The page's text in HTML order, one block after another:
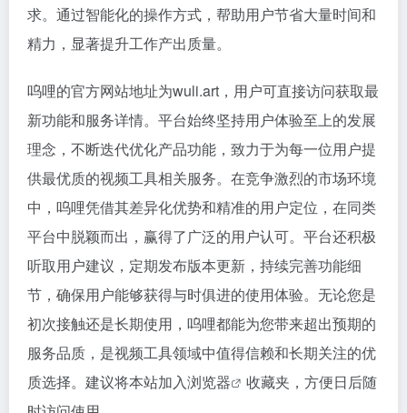
求。通过智能化的操作方式，帮助用户节省大量时间和
精力，显著提升工作产出质量。
呜哩的官方网站地址为wuli.art，用户可直接访问获取最
新功能和服务详情。平台始终坚持用户体验至上的发展
理念，不断迭代优化产品功能，致力于为每一位用户提
供最优质的视频工具相关服务。在竞争激烈的市场环境
中，呜哩凭借其差异化优势和精准的用户定位，在同类
平台中脱颖而出，赢得了广泛的用户认可。平台还积极
听取用户建议，定期发布版本更新，持续完善功能细
节，确保用户能够获得与时俱进的使用体验。无论您是
初次接触还是长期使用，呜哩都能为您带来超出预期的
服务品质，是视频工具领域中值得信赖和长期关注的优
质选择。建议将本站加入浏览器
收藏夹，方便日后随